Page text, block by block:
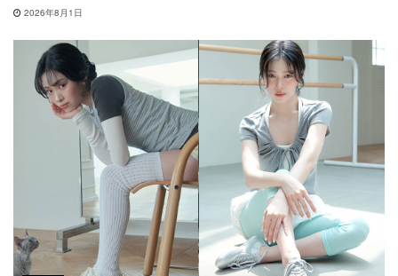
2026年8月1日